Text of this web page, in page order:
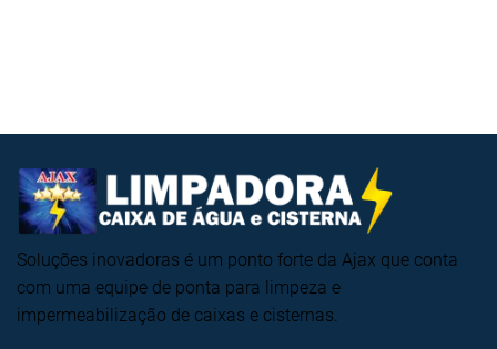
Soluções inovadoras é um ponto forte da Ajax que conta
com uma equipe de ponta para limpeza e
impermeabilização de caixas e cisternas.